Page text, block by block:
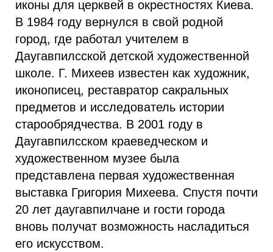
иконы для церквей в окрестностях Киева.
В 1984 году вернулся в свой родной
город, где работал учителем в
Даугавпилсской детской художественной
школе. Г. Михеев известен как художник,
иконописец, реставратор сакральных
предметов и исследователь истории
старообрядчества. В 2001 году в
Даугавпилсском краеведческом и
художественном музее была
представлена первая художественная
выставка Григория Михеева. Спустя почти
20 лет даугавпилчане и гости города
вновь получат возможность насладиться
его искусством.